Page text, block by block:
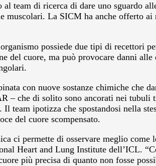
al team di ricerca di dare uno sguardo
muscolari. La SICM ha anche offerto
possiede due tipi di recettori
del cuore, ma può provocare danni
con nuove sostanze chimiche che
– che di solito sono ancorati nei
Il team ipotizza che spostandosi nella
del cuore scompensato.
ci permette di osservare meglio
Heart and Lung Institute dell’ICL.
più precisa di quanto non fosse